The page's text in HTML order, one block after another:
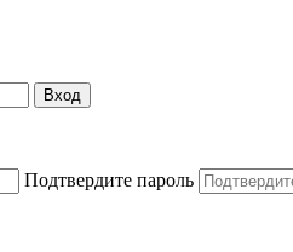
Вход
Подтвердите пароль